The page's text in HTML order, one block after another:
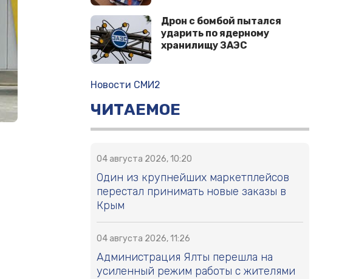
Дрон с бомбой пытался
ударить по ядерному
хранилищу ЗАЭС
Новости СМИ2
ЧИТАЕМОЕ
04 августа 2026, 10:20
Один из крупнейших маркетплейсов
перестал принимать новые заказы в
Крым
04 августа 2026, 11:26
Администрация Ялты перешла на
усиленный режим работы с жителями